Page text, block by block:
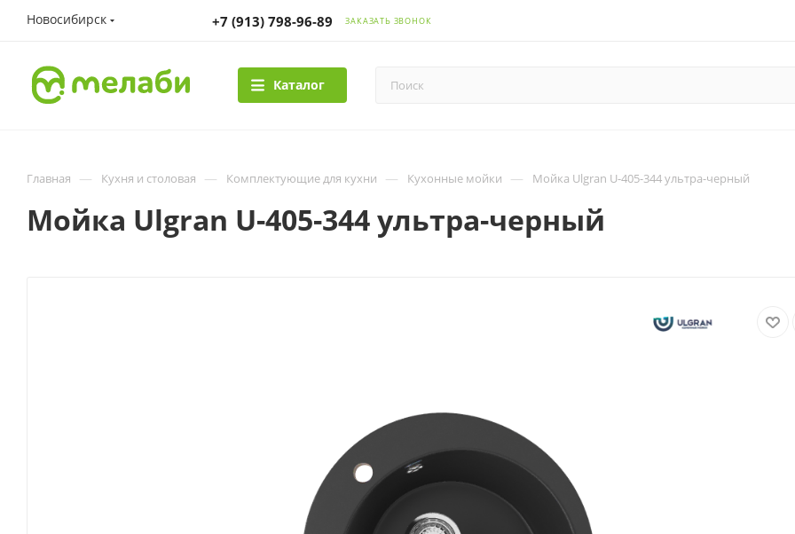
Новосибирск +7 (913) 798-96-89 ЗАКАЗАТЬ ЗВОНОК
Каталог
Главная — Кухня и столовая — Комплектующие для кухни — Кухонные мойки — Мойка Ulgran U-405-344 ультра-черный
Мойка Ulgran U-405-344 ультра-черный